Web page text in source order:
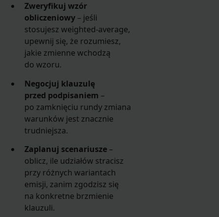
Zweryfikuj wzór
obliczeniowy – jeśli
stosujesz weighted-average,
upewnij się, że rozumiesz,
jakie zmienne wchodzą
do wzoru.
Negocjuj klauzulę
przed podpisaniem –
po zamknięciu rundy zmiana
warunków jest znacznie
trudniejsza.
Zaplanuj scenariusze –
oblicz, ile udziałów stracisz
przy różnych wariantach
emisji, zanim zgodzisz się
na konkretne brzmienie
klauzuli.